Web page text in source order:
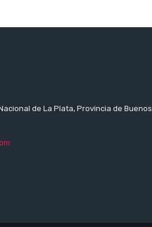
de La Plata, Provincia de Buenos